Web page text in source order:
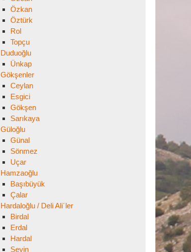
Özkan
Öztürk
Rol
Topçu
Duduoğlu
Ünkap
Gökşenler
Ceylan
Esgici
Gökşen
Sarıkaya
Güloğlu
Günal
Sönmez
Uçar
Hamzaoğlu
Başıbüyük
Çalar
Hardaloğlu / Deli Ali´ler
Birdal
Erdal
Hardal
Sevin